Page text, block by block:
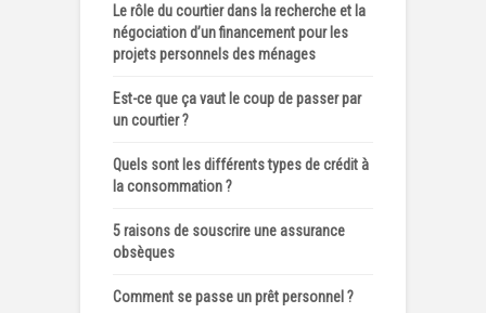
Le rôle du courtier dans la recherche et la
négociation d’un financement pour les
projets personnels des ménages
Est-ce que ça vaut le coup de passer par
un courtier ?
Quels sont les différents types de crédit à
la consommation ?
5 raisons de souscrire une assurance
obsèques
Comment se passe un prêt personnel ?